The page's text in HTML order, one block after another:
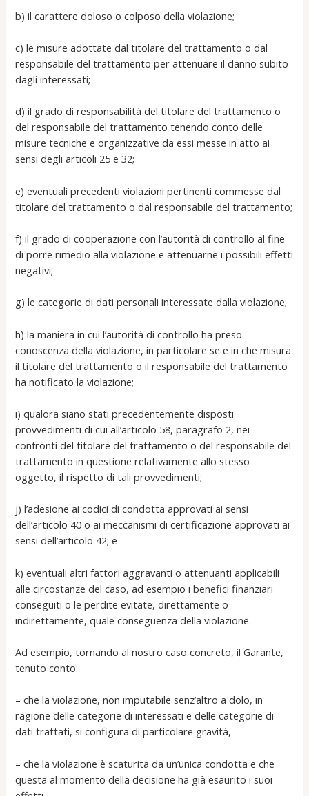
b) il carattere doloso o colposo della violazione;
c) le misure adottate dal titolare del trattamento o dal
responsabile del trattamento per attenuare il danno subito
dagli interessati;
d) il grado di responsabilità del titolare del trattamento o
del responsabile del trattamento tenendo conto delle
misure tecniche e organizzative da essi messe in atto ai
sensi degli articoli 25 e 32;
e) eventuali precedenti violazioni pertinenti commesse dal
titolare del trattamento o dal responsabile del trattamento;
f) il grado di cooperazione con l’autorità di controllo al fine
di porre rimedio alla violazione e attenuarne i possibili effetti
negativi;
g) le categorie di dati personali interessate dalla violazione;
h) la maniera in cui l’autorità di controllo ha preso
conoscenza della violazione, in particolare se e in che misura
il titolare del trattamento o il responsabile del trattamento
ha notificato la violazione;
i) qualora siano stati precedentemente disposti
provvedimenti di cui all’articolo 58, paragrafo 2, nei
confronti del titolare del trattamento o del responsabile del
trattamento in questione relativamente allo stesso
oggetto, il rispetto di tali provvedimenti;
j) l’adesione ai codici di condotta approvati ai sensi
dell’articolo 40 o ai meccanismi di certificazione approvati ai
sensi dell’articolo 42; e
k) eventuali altri fattori aggravanti o attenuanti applicabili
alle circostanze del caso, ad esempio i benefici finanziari
conseguiti o le perdite evitate, direttamente o
indirettamente, quale conseguenza della violazione.
Ad esempio, tornando al nostro caso concreto, il Garante,
tenuto conto:
– che la violazione, non imputabile senz’altro a dolo, in
ragione delle categorie di interessati e delle categorie di
dati trattati, si configura di particolare gravità,
– che la violazione è scaturita da un’unica condotta e che
questa al momento della decisione ha già esaurito i suoi